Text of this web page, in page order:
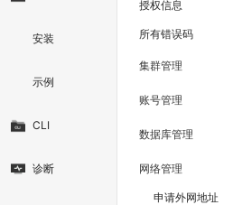
安装
示例
CLI
诊断
授权信息
所有错误码
集群管理
账号管理
数据库管理
网络管理
申请外网地址